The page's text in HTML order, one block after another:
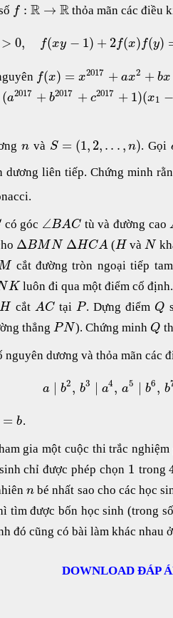
f : R → R thỏa mãn các điều
> 0, f(xy − 1) + 2f(x) f(y)
f(x) = x2017 + ax2 + bx
(a2017 + b2017 + c2017 + 1)(x1 −
n và S = (1, 2, . . . , n). Gọi
dương liên tiếp. Chứng minh
có góc ∠BAC tù và đường cao
ΔBMN ΔHCA (Hvà N
cắt đường tròn ngoại tiếp
Kluôn đi qua một điểm cố định.
Hcắt ACtại P. Dựng điểm Q
thẳng PN). Chứng minh Q
nguyên dương và thỏa mãn các
a ∣ b2 , b3 ∣ a4, a5 ∣ b6, b
= b.
gia một cuộc thi trắc nghiệm
chỉ được phép chọn 1 trong
n bé nhất sao cho các học
tìm được bốn học sinh (trong
đó cũng có bài làm khác nhau
DOWNLOAD ĐÁP